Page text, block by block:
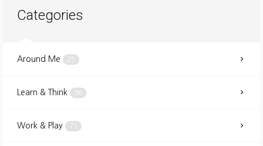
Categories
Around Me 25
Learn & Think 86
Work & Play 71